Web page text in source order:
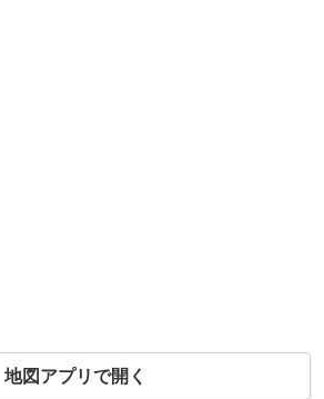
地図アプリで開く